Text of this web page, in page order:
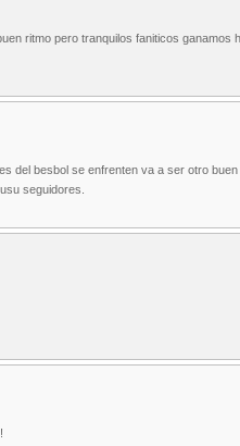
ritmo pero tranquilos faniticos ganamos
del besbol se enfrenten va a ser otro
seguidores.